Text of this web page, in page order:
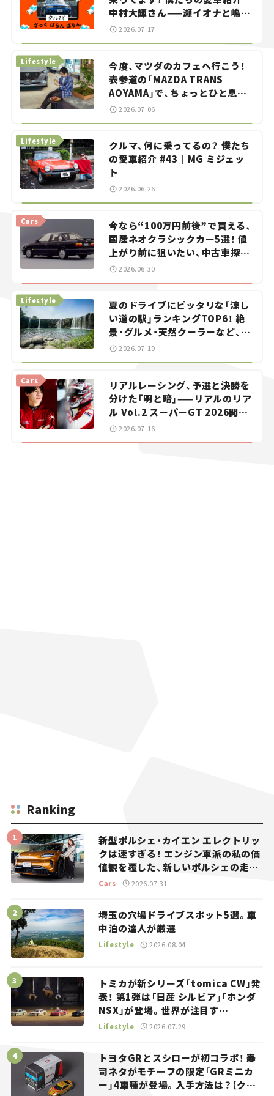
中村大輝さん——瀬イオナと嶋田
智之の「クルマでざっくばらんば
2026.07.17
今度、マツダのカフェへ行こう！
表参道の「MAZDA TRANS
AOYAMA」で、ちょっとひと息。
——連載｜CCGとクルマでどうす
Lifestyle
2026.07.06
クルマ、何に乗ってるの？ 僕たち
の愛車紹介 #43｜MG ミジェッ
ト
Lifestyle
2026.06.26
今なら“100万円前後”で買える、
国産ネオクラシックカー5選！ 値
上がり前に狙いたい、中古車探し
をお手伝い――ちょっとイケてるマ
Cars
2026.06.30
夏のドライブにピッタリな「涼し
い道の駅」ランキングTOP6！ 絶
景・グルメ・天然クーラーなど、避
暑におすすめのスポットを紹介
Lifestyle
2026.07.19
リアルレーシング、予選と決勝を
分けた「明と暗」——リアルのリア
ル Vol.2 スーパーGT 2026開幕
戦 岡山国際サーキット
Cars
2026.07.16
Ranking
新型ポルシェ・カイエン エレクトリッ
クは速すぎる！ エンジン車派の私の価
値観を覆した、新しいポルシェの走
り。
Cars 2026.07.31
埼玉の穴場ドライブスポット5選。車
中泊の達人が厳選
Lifestyle 2026.08.04
トミカが新シリーズ「tomica CW」発
表！ 第1弾は「日産 シルビア」「ホンダ
NSX」が登場。世界が注目す
る“JDM”に焦点【クルマとホビー】
Lifestyle 2026.07.29
トヨタGRとスシローが初コラボ！ 寿
司ネタがモチーフの限定「GRミニカ
ー」4車種が登場。入手方法は？【クル